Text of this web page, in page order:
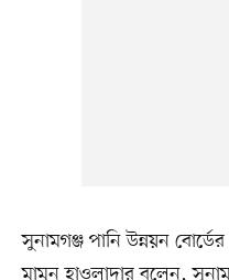
সুনামগঞ্জ পানি উন্নয়ন